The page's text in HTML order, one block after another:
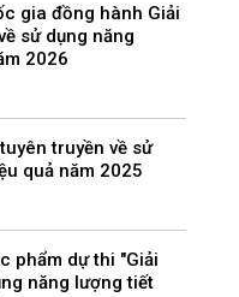
gia đồng hành Giải
sử dụng năng
2026
truyền về sử
quả năm 2025
phẩm dự thi "Giải
năng lượng tiết